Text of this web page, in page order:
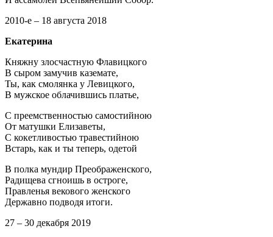
2010-е – 18 августа 2018
Екатерина
Княжну злосчастную Флавицкого
В сыром замучив каземате,
Ты, как смолянка у Левицкого,
В мужское облачившись платье,
С преемственностью самостийною
От матушки Елизаветы,
С кокетливостью травестийною
Встарь, как и ты теперь, одетой
В полка мундир Преображенского,
Радищева сгноишь в остроге,
Правленья векового женского
Державно подводя итоги.
27 – 30 декабря 2019